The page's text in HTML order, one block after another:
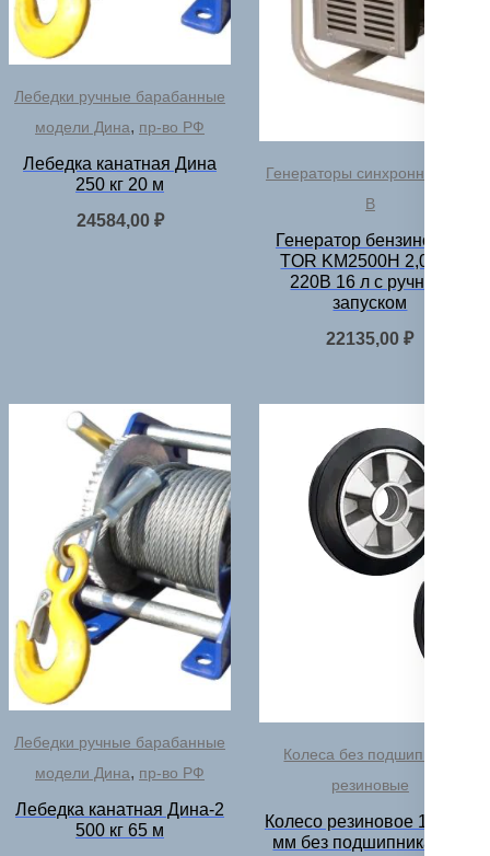
Лебедки ручные барабанные
модели Дина, пр-во РФ
Лебедка канатная Дина
250 кг 20 м
24584,00 ₽
Генераторы синхронные 220
В
Генератор бензиновый
TOR KM2500H 2,0 кВт
220В 16 л с ручным
запуском
22135,00₽
Лебедки ручные барабанные
модели Дина, пр-во РФ
Лебедка канатная Дина-2
500 кг 65 м
Колеса без подшипника
резиновые
Колесо резиновое 180х50
мм без подшипника для